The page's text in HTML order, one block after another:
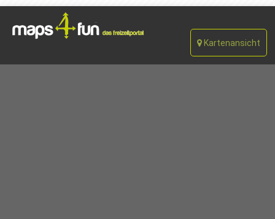
Kartenansicht